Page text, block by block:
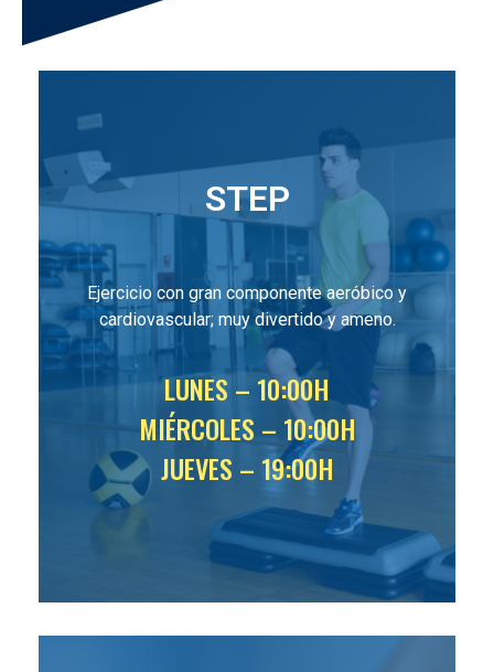
STEP
Ejercicio con gran componente aeróbico y
cardiovascular; muy divertido y ameno.
LUNES – 10:00H
MIÉRCOLES – 10:00H
JUEVES – 19:00H